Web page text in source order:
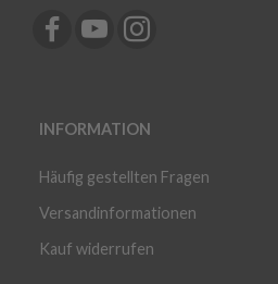
INFORMATION
Häufig gestellten Fragen
Versandinformationen
Kauf widerrufen